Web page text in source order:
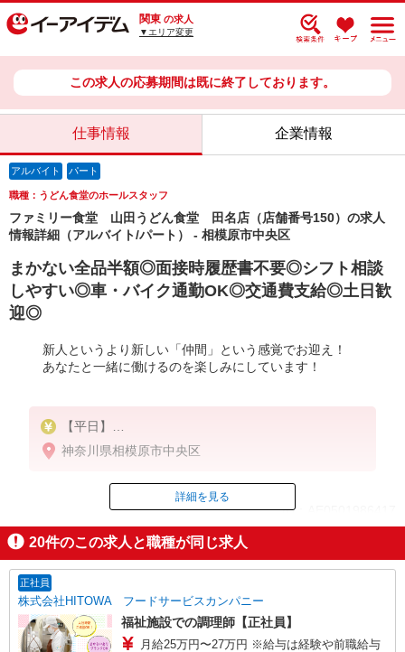
関東 の求人
▼エリア変更
この求人の応募期間は既に終了しております。
仕事情報 企業情報
アルバイト パート
職種：うどん食堂のホールスタッフ
ファミリー食堂 山田うどん食堂 田名店（店舗番号150）の求人
情報詳細（アルバイト/パート） - 相模原市中央区
まかない全品半額◎面接時履歴書不要◎シフト相談
しやすい◎車・バイク通勤OK◎交通費支給◎土日歓
迎◎
新人というより新しい「仲間」という感覚でお迎え！
あなたと一緒に働けるのを楽しみにしています！
【平日】
時給1230円
5:15〜9:00／時給1280円
9:00〜21:30／時給1230円
日・祝日は時給50円アップ！（9時〜22時）
神奈川県相模原市中央区
ID：AE0501986417
掲載期間終了
詳細を見る
20件のこの求人と職種が同じ求人
正社員
株式会社HITOWA フードサービスカンパニー
福祉施設での調理師【正社員】
月給25万円〜27万円 ※給与は経験や前職給与